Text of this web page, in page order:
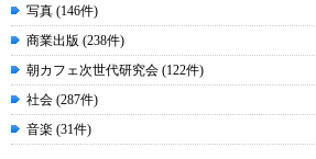
写真 (146件)
商業出版 (238件)
朝カフェ次世代研究会 (122件)
社会 (287件)
音楽 (31件)